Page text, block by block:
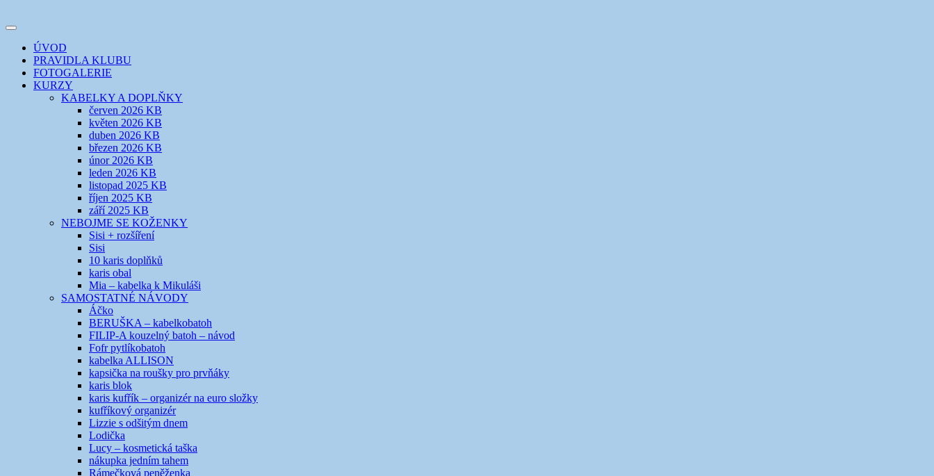
k
webuEVIKLUB
šicí klub
Toggle
navigation
ÚVOD
PRAVIDLA KLUBU
FOTOGALERIE
KURZY
KABELKY A DOPLŇKY
červen 2026 KB
květen 2026 KB
duben 2026 KB
březen 2026 KB
únor 2026 KB
leden 2026 KB
listopad 2025 KB
říjen 2025 KB
září 2025 KB
NEBOJME SE KOŽENKY
Sisi + rozšíření
Sisi
10 karis doplňků
karis obal
Mia – kabelka k Mikuláši
SAMOSTATNÉ NÁVODY
Áčko
BERUŠKA – kabelkobatoh
FILIP-A kouzelný batoh – návod
Fofr pytlíkobatoh
kabelka ALLISON
kapsička na roušky pro prvňáky
karis blok
karis kufřík – organizér na euro složky
kufříkový organizér
Lizzie s odšitým dnem
Lodička
Lucy – kosmetická taška
nákupka jedním tahem
Rámečková peněženka